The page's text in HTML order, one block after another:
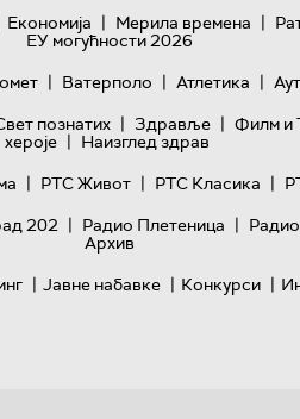
Економија | Мерила времена |
ЕУ могућности 2026
| Ватерполо | Атлетика |
познатих | Здравље | Филм и
хероје | Наизглед здрав
| РТС Живот | РТС Класика |
202 | Радио Плетеница |
Архив
| Јавне набавке | Конкурси |